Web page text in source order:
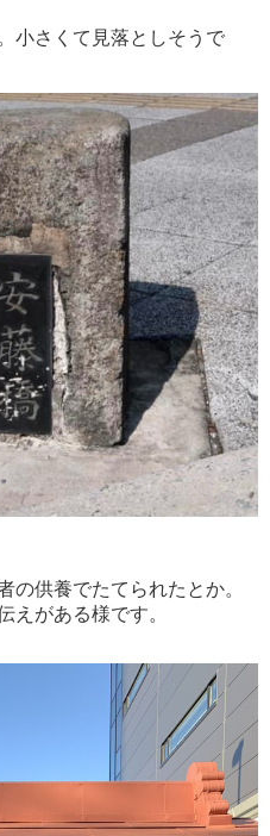
小さくて見落としそうで
の供養でたてられたとか。
えがある様です。